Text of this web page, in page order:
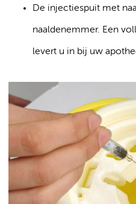
De injectiespuit met
naaldenemmer. Een
levert u in bij uw